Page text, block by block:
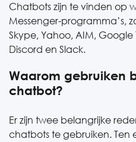
Chatbots zijn te vinden op
Messenger-programma’s,
Skype, Yahoo, AIM,
Discord en Slack.
Waarom gebruiken
chatbot?
Er zijn twee belangrijke
chatbots te gebruiken. Ten